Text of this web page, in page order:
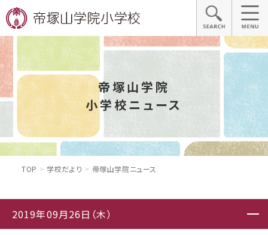
帝塚山学院
小学校ニュース
TOP 学校だより 帝塚山学院ニュース
2019年09月26日（木）